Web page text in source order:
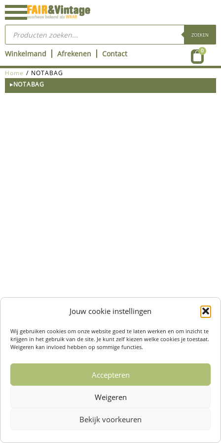
Jouw cookie instellingen
Wij gebruiken cookies om onze website goed te laten werken en om inzicht te
krijgen in het gebruik van de site. Je kunt zelf kiezen welke cookies je toestaat.
Weigeren kan invloed hebben op sommige functies.
Accepteren
Weigeren
Bekijk voorkeuren
Ga
naar
inhoud
Producten
zoeken ZOEKEN
Winkelmand Afrekenen Contact 0
Home / NOTABAG
▸NOTABAG